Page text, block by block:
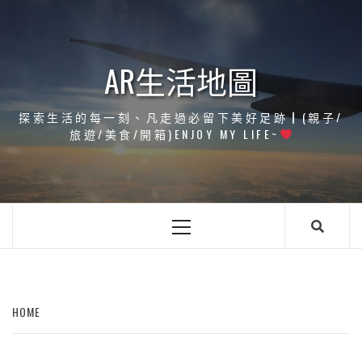
AR生活地圖
探索生活的每一刻、凡走過必留下美好足跡┃(親子/
旅遊/美食/開箱)ENJOY MY LIFE~
Primary
HOME